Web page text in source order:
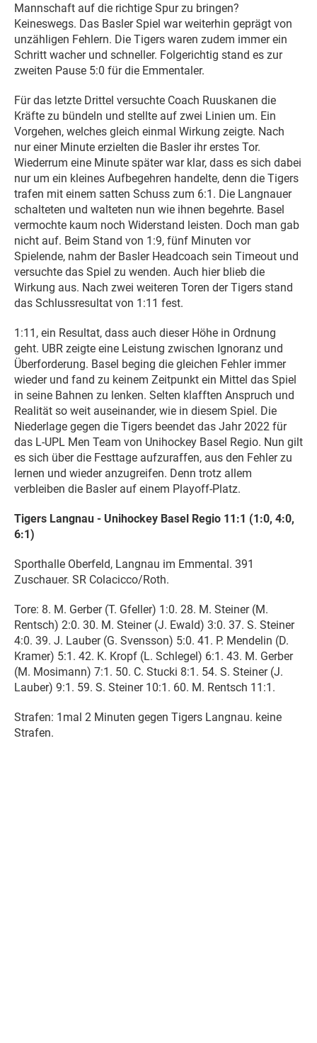
Mannschaft auf die richtige Spur zu bringen?
Keineswegs. Das Basler Spiel war weiterhin geprägt von
unzähligen Fehlern. Die Tigers waren zudem immer ein
Schritt wacher und schneller. Folgerichtig stand es zur
zweiten Pause 5:0 für die Emmentaler.
Für das letzte Drittel versuchte Coach Ruuskanen die
Kräfte zu bündeln und stellte auf zwei Linien um. Ein
Vorgehen, welches gleich einmal Wirkung zeigte. Nach
nur einer Minute erzielten die Basler ihr erstes Tor.
Wiederrum eine Minute später war klar, dass es sich dabei
nur um ein kleines Aufbegehren handelte, denn die Tigers
trafen mit einem satten Schuss zum 6:1. Die Langnauer
schalteten und walteten nun wie ihnen begehrte. Basel
vermochte kaum noch Widerstand leisten. Doch man gab
nicht auf. Beim Stand von 1:9, fünf Minuten vor
Spielende, nahm der Basler Headcoach sein Timeout und
versuchte das Spiel zu wenden. Auch hier blieb die
Wirkung aus. Nach zwei weiteren Toren der Tigers stand
das Schlussresultat von 1:11 fest.
1:11, ein Resultat, dass auch dieser Höhe in Ordnung
geht. UBR zeigte eine Leistung zwischen Ignoranz und
Überforderung. Basel beging die gleichen Fehler immer
wieder und fand zu keinem Zeitpunkt ein Mittel das Spiel
in seine Bahnen zu lenken. Selten klafften Anspruch und
Realität so weit auseinander, wie in diesem Spiel. Die
Niederlage gegen die Tigers beendet das Jahr 2022 für
das L-UPL Men Team von Unihockey Basel Regio. Nun gilt
es sich über die Festtage aufzuraffen, aus den Fehler zu
lernen und wieder anzugreifen. Denn trotz allem
verbleiben die Basler auf einem Playoff-Platz.
Tigers Langnau - Unihockey Basel Regio 11:1 (1:0, 4:0,
6:1)
Sporthalle Oberfeld, Langnau im Emmental. 391
Zuschauer. SR Colacicco/Roth.
Tore: 8. M. Gerber (T. Gfeller) 1:0. 28. M. Steiner (M.
Rentsch) 2:0. 30. M. Steiner (J. Ewald) 3:0. 37. S. Steiner
4:0. 39. J. Lauber (G. Svensson) 5:0. 41. P. Mendelin (D.
Kramer) 5:1. 42. K. Kropf (L. Schlegel) 6:1. 43. M. Gerber
(M. Mosimann) 7:1. 50. C. Stucki 8:1. 54. S. Steiner (J.
Lauber) 9:1. 59. S. Steiner 10:1. 60. M. Rentsch 11:1.
Strafen: 1mal 2 Minuten gegen Tigers Langnau. keine
Strafen.